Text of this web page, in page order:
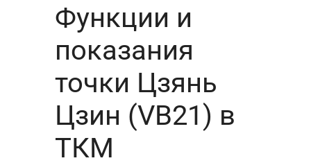
Функции и
показания
точки Цзянь
Цзин (VB21) в
ТКМ